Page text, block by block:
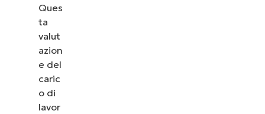
Ques
ta
valut
azion
e del
caric
o di
lavor